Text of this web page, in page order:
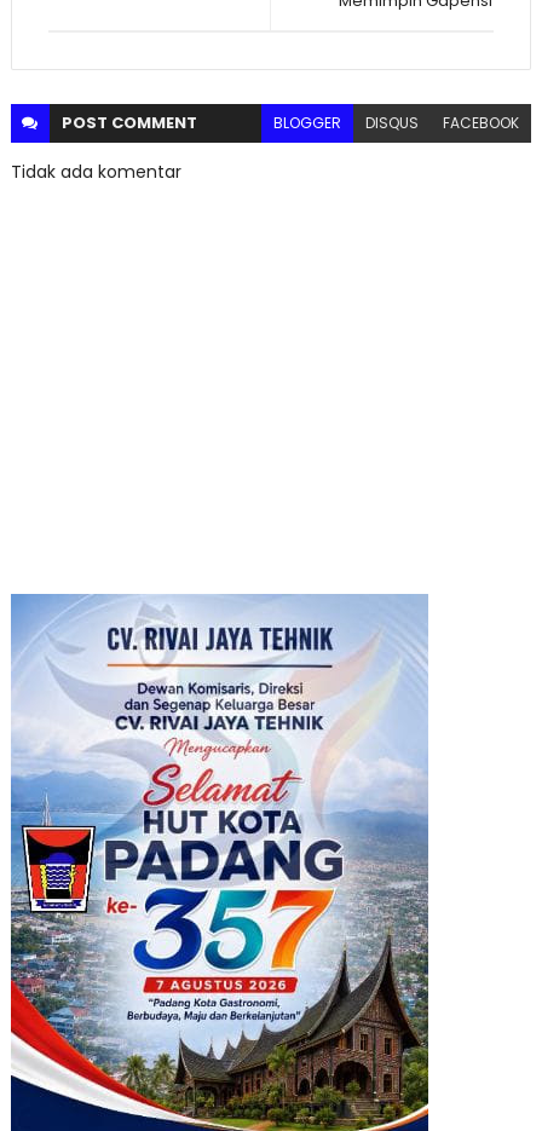
POST COMMENT BLOGGER DISQUS FACEBOOK
Tidak ada komentar